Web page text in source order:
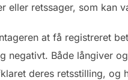
eller retssager, som
at få registreret
negativt. Både långiver
deres retsstilling,